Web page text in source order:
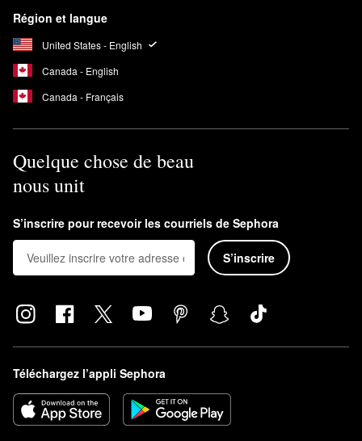
Région et langue
United States - English
Canada - English
Canada - Français
Quelque chose de beau
nous unit
S’inscrire pour recevoir les courriels de Sephora
S’inscrire
Téléchargez l’appli Sephora